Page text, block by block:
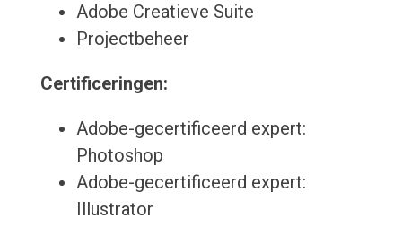
Adobe Creatieve Suite
Projectbeheer
Certificeringen:
Adobe-gecertificeerd expert:
Photoshop
Adobe-gecertificeerd expert:
Illustrator